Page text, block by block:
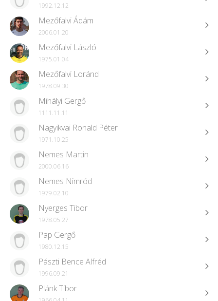
1992.12.12
Mezőfalvi Ádám
2006.01.20
Mezőfalvi László
1975.01.04
Mezőfalvi Loránd
1978.09.30
Mihályi Gergő
1111.11.11
Nagyikvai Ronald Péter
1971.10.25
Nemes Martin
2000.06.16
Nemes Nimród
1979.02.10
Nyerges Tibor
1978.05.27
Pap Gergő
1980.12.15
Pászti Bence Alfréd
1996.09.21
Plánk Tibor